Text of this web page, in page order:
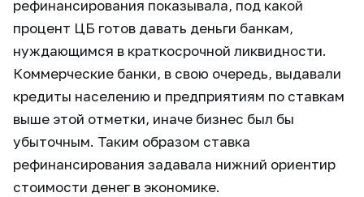
рефинансирования показывала, под какой
процент ЦБ готов давать деньги банкам,
нуждающимся в краткосрочной ликвидности.
Коммерческие банки, в свою очередь, выдавали
кредиты населению и предприятиям по ставкам
выше этой отметки, иначе бизнес был бы
убыточным. Таким образом ставка
рефинансирования задавала нижний ориентир
стоимости денег в экономике.